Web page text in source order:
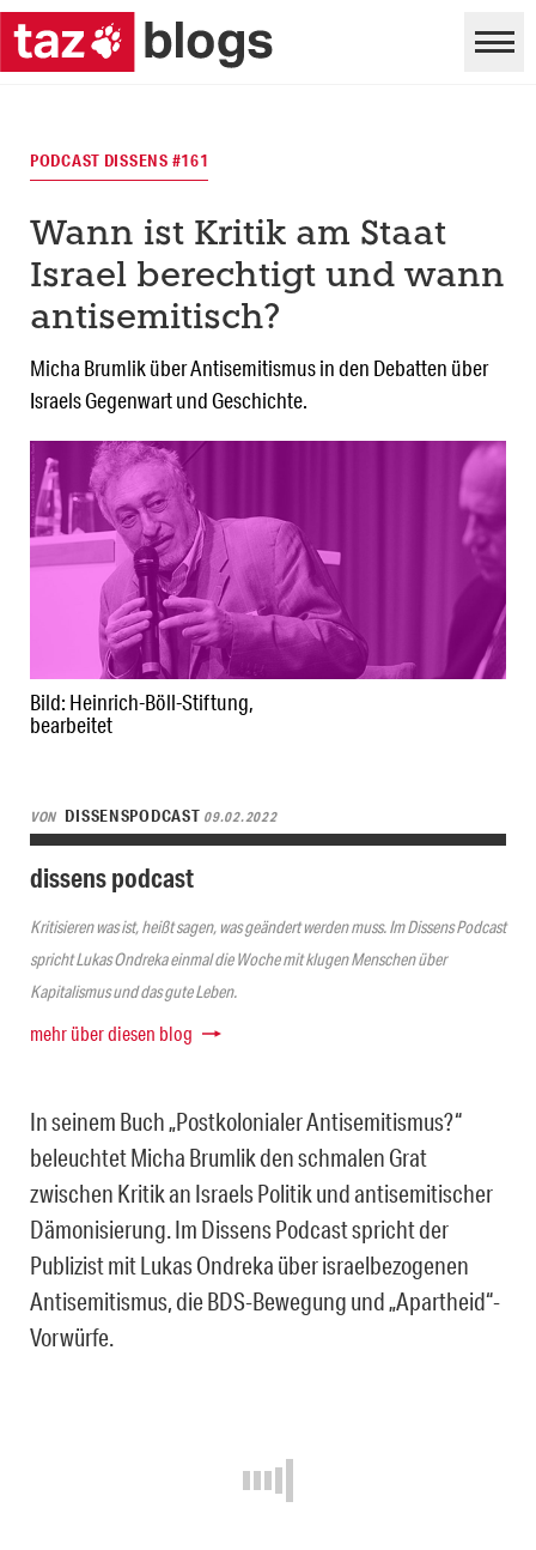
Bild: Heinrich-Böll-Stiftung,
bearbeitet
PODCAST DISSENS #161
Wann ist Kritik am Staat
Israel berechtigt und wann
antisemitisch?
Micha Brumlik über Antisemitismus in den Debatten über
Israels Gegenwart und Geschichte.
VON DISSENSPODCAST 09.02.2022
dissens podcast
Kritisieren was ist, heißt sagen, was geändert werden muss. Im Dissens Podcast
spricht Lukas Ondreka einmal die Woche mit klugen Menschen über
Kapitalismus und das gute Leben.
mehr über diesen blog
In seinem Buch „Postkolonialer Antisemitismus?“
beleuchtet Micha Brumlik den schmalen Grat
zwischen Kritik an Israels Politik und antisemitischer
Dämonisierung. Im Dissens Podcast spricht der
Publizist mit Lukas Ondreka über israelbezogenen
Antisemitismus, die BDS-Bewegung und „Apartheid“-
Vorwürfe.